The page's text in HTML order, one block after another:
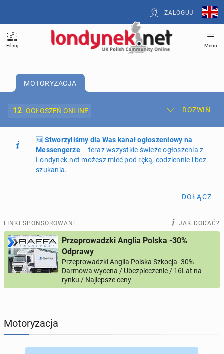
ZALOGUJ
Filtruj Menu
MOTORYZACJA
12 OGŁOSZEŃ ONLINE ROZWIŃ
Dodaj ogłoszenie Moje ogłoszenia
Oferta i cennik ogłoszeń
ogłoszenia online
PROFILE KANDYDATÓW 304 profile online
USŁUGI 166ogłoszeń online
KUPIĘ & SPRZEDAM
🆕 Stworzyliśmy dla Was kanał ogłoszeniowy na
Messengerze– teraz wszystkie świeże ogłoszenia z
Londynek.net możesz mieć pod ręką, codziennie i bez
szukania.
DOŁĄCZ
LINKI SPONSOROWANE JAK DODAĆ?
Przeprowadzki Anglia Polska -30%
Odprawy
Przeprowadzki Anglia Polska Szkocja -30%
Darmowa wycena / Ubezpieczenie / 16Lat na
rynku / Najlepsze ceny
Motoryzacja